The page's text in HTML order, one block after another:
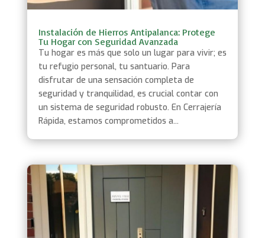
Instalación de Hierros Antipalanca: Protege
Tu Hogar con Seguridad Avanzada
Tu hogar es más que solo un lugar para vivir; es
tu refugio personal, tu santuario. Para
disfrutar de una sensación completa de
seguridad y tranquilidad, es crucial contar con
un sistema de seguridad robusto. En Cerrajería
Rápida, estamos comprometidos a...